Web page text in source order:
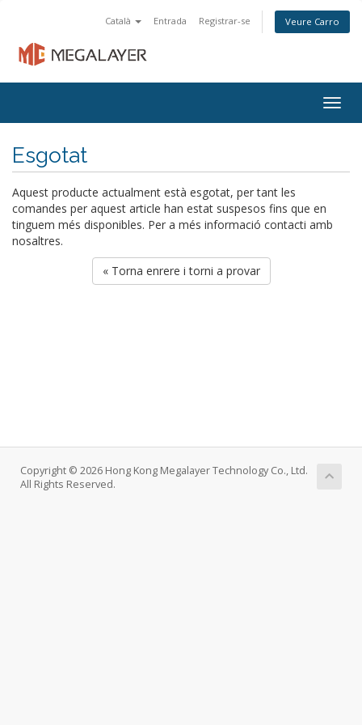
Català Entrada Registrar-se Veure Carro
Esgotat
Aquest producte actualment està esgotat, per tant les
comandes per aquest article han estat suspesos fins que en
tinguem més disponibles. Per a més informació contacti amb
nosaltres.
« Torna enrere i torni a provar
Copyright © 2026 Hong Kong Megalayer Technology Co., Ltd.
All Rights Reserved.